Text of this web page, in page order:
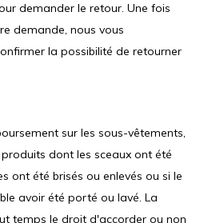
demander le retour. Une fois
demande, nous vous
la possibilité de retourner
sur les sous-vêtements,
dont les sceaux ont été
ont été brisés ou enlevés ou si le
avoir été porté ou lavé. La
temps le droit d'accorder ou non